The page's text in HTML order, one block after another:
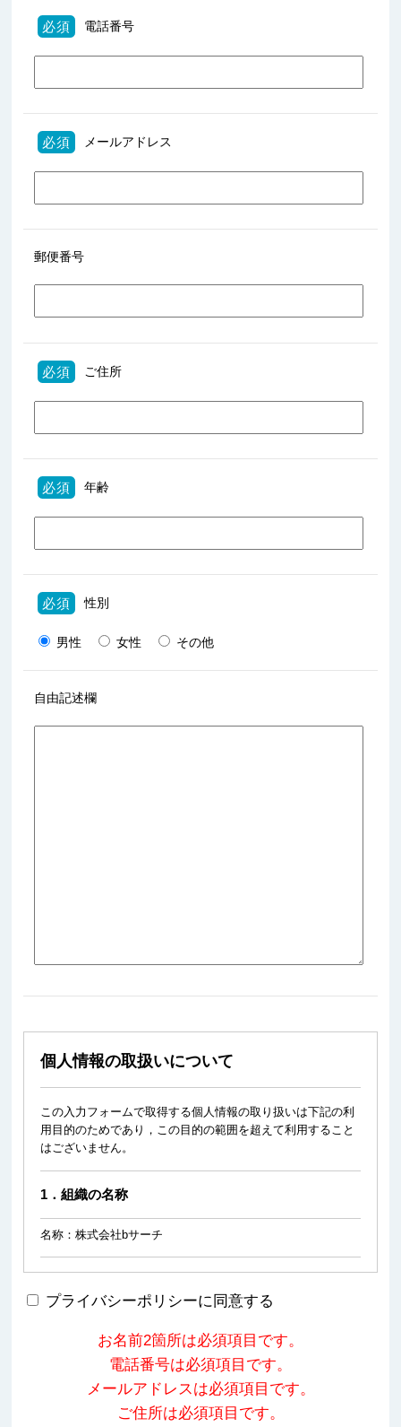
必須 電話番号
必須 メールアドレス
郵便番号
必須 ご住所
必須 年齢
必須 性別
男性 女性 その他
自由記述欄
個人情報の取扱いについて
この入力フォームで取得する個人情報の取り扱いは下記の利
用目的のためであり，この目的の範囲を超えて利用すること
はございません。
1．組織の名称
名称：株式会社bサーチ
所属：株式会社bサーチ
連絡先：https://www.bsearch.co.jp/contact/ 03-6721-5113
3．個人情報の利用目的
プライバシーポリシーに同意する
お名前2箇所は必須項目です。
電話番号は必須項目です。
メールアドレスは必須項目です。
ご住所は必須項目です。